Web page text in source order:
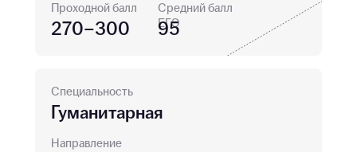
Проходной балл
Средний балл
ЕГЭ
270–300 95
Специальность
Гуманитарная
Направление